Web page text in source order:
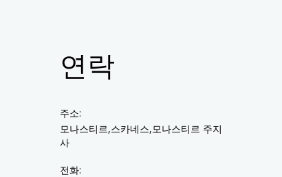
연락
주소:
모나스티르,스카네스,모나스티르 주지
사
전화: